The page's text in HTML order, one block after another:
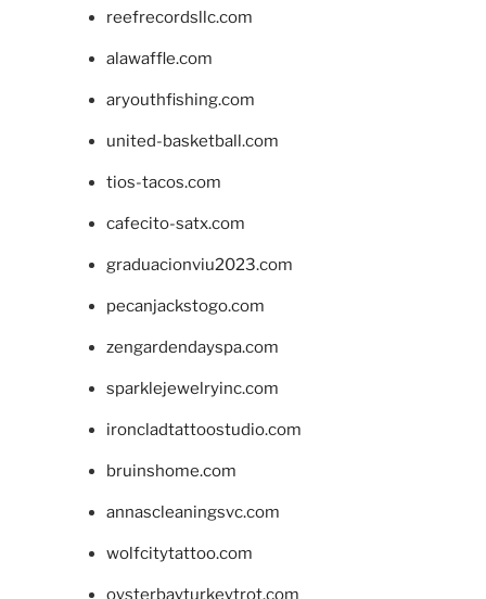
reefrecordsllc.com
alawaffle.com
aryouthfishing.com
united-basketball.com
tios-tacos.com
cafecito-satx.com
graduacionviu2023.com
pecanjackstogo.com
zengardendayspa.com
sparklejewelryinc.com
ironcladtattoostudio.com
bruinshome.com
annascleaningsvc.com
wolfcitytattoo.com
oysterbayturkeytrot.com